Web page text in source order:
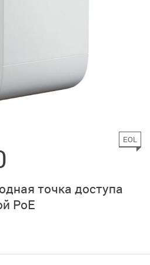
EOL
точка доступа
PoE